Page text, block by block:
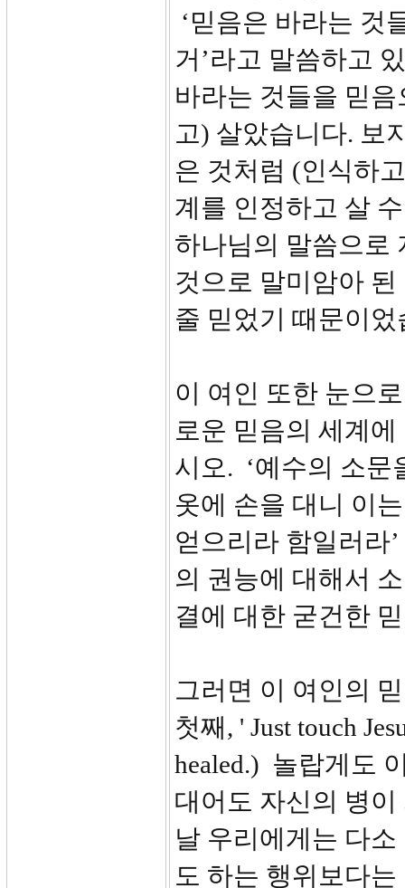
‘믿음은 바라는 것
거’라고 말씀하고
바라는 것들을 믿
고) 살았습니다. 보
은 것처럼 (인식하
계를 인정하고 살
하나님의 말씀으로
것으로 말미암아
줄 믿었기 때문이었
이 여인 또한 눈으
로운 믿음의 세계
시오. ‘예수의 소문
옷에 손을 대니 이
얻으리라 함일러라
의 권능에 대해서
결에 대한 굳건한
그러면 이 여인의
첫째, ' Just touch
healed.) 놀랍게도
대어도 자신의 병
날 우리에게는 다
도 하는 행위보다